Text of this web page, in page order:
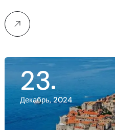
23
Декабрь, 2024